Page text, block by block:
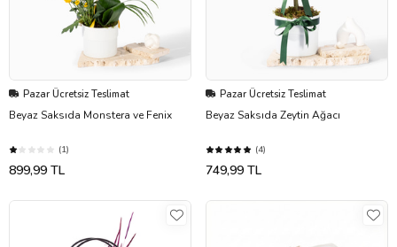
Pazar Ücretsiz Teslimat
Beyaz Saksıda Monstera ve Fenix
(1)
899,99 TL
Pazar Ücretsiz Teslimat
Beyaz Saksıda Zeytin Ağacı
(4)
749,99 TL